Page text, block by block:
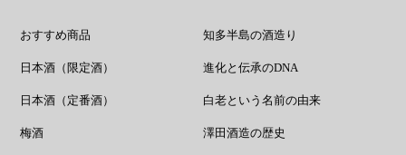
おすすめ商品
日本酒（限定酒）
日本酒（定番酒）
梅酒
知多半島の酒造り
進化と伝承のDNA
白老という名前の由来
澤田酒造の歴史